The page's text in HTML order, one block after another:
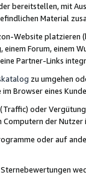
bereitstellen, mit
Material
Website
Forum, einem
Partner-Links
zu umgehen
Browser eines
oder
der
oder auf